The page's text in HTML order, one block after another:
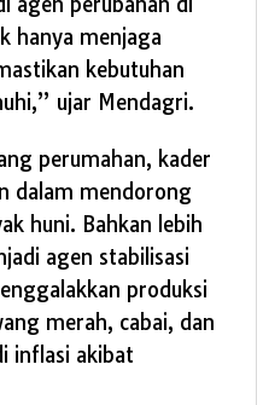
hanya menjaga
kebutuhan
ujar Mendagri.
perumahan, kader
dalam mendorong
huni. Bahkan lebih
agen stabilisasi
produksi
merah, cabai, dan
inflasi akibat